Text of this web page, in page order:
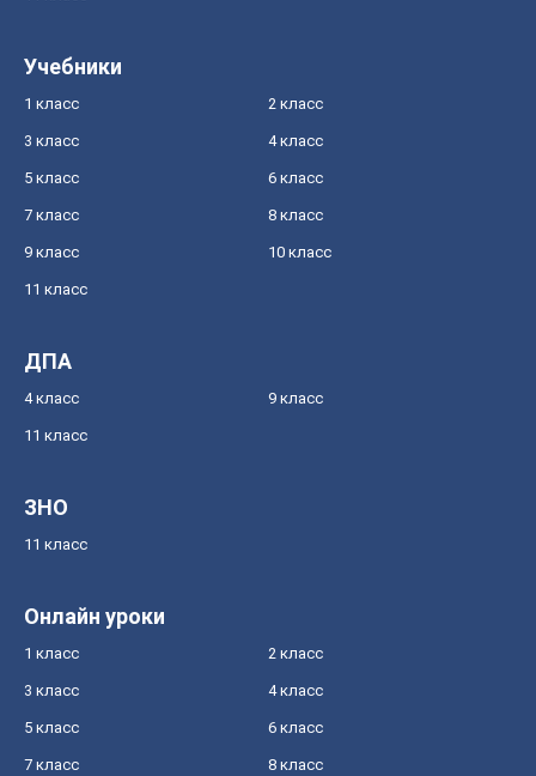
Учебники
1 класс 2 класс
3 класс 4 класс
5 класс 6 класс
7 класс 8 класс
9 класс 10 класс
11 класс
ДПА
4 класс 9 класс
11 класс
ЗНО
11 класс
Онлайн уроки
1 класс 2 класс
3 класс 4 класс
5 класс 6 класс
7 класс 8 класс